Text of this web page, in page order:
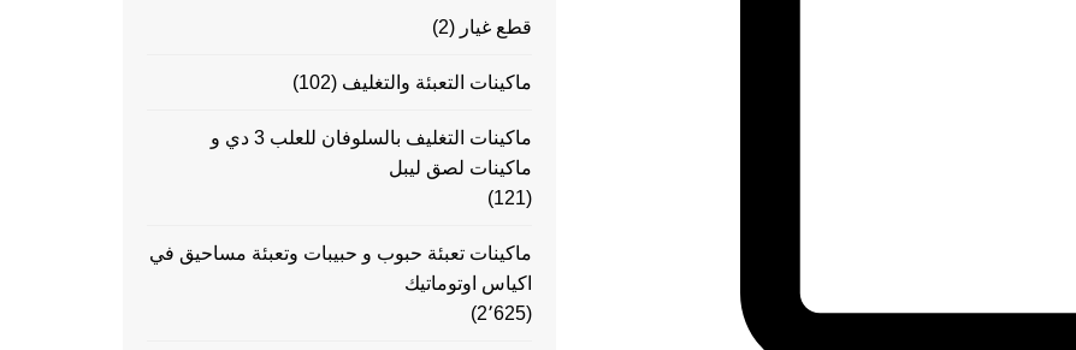
قطع غيار (2)
ماكينات التعبئة والتغليف (102)
ماكينات التغليف بالسلوفان للعلب 3 دي و
ماكينات لصق ليبل
(121)
ماكينات تعبئة حبوب و حبيبات وتعبئة مساحيق في
اكياس اوتوماتيك
(2٬625)